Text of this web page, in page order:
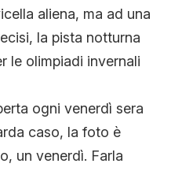
aliena, ma ad una
la pista notturna
le olimpiadi invernali
ogni venerdì sera
caso, la foto è
un venerdì. Farla